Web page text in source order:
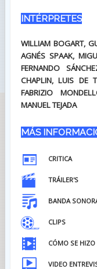
INTÉRPRETES
WILLIAM BOGART,
AGNÉS SPAAK,
FERNANDO
CHAPLIN, LUIS DE
FABRIZIO
MANUEL TEJADA
MÁS
CRITICA
TRÁILER'S
BANDA
CLIPS
CÓMO SE HIZO
VIDEO